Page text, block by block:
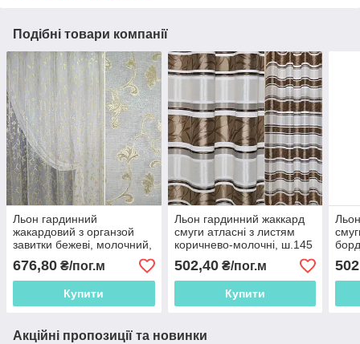
Подібні товари компанії
Льон гардинний
жакардовий з органзой
завитки бежеві, молочний,
ш.280
676,80 ₴/пог.м
Купити
Льон гардинний жаккард
смуги атласні з листям
коричнево-молочні, ш.145
502,40₴/пог.м
Купити
Акційні пропозиції та новинки